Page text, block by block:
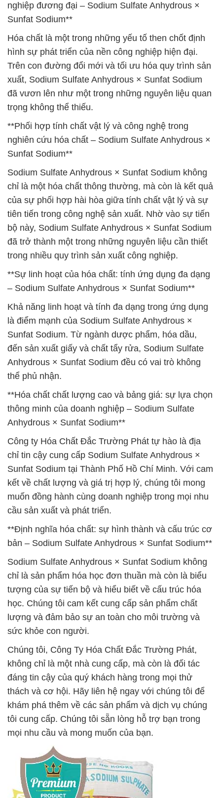
nghiệp đương đại – Sodium Sulfate Anhydrous ×
Sunfat Sodium**
Hóa chất là một trong những yếu tố then chốt định
hình sự phát triển của nền công nghiệp hiện đại.
Trên con đường đổi mới và tối ưu hóa quy trình sản
xuất, Sodium Sulfate Anhydrous × Sunfat Sodium
đã vươn lên như một trong những nguyên liệu quan
trọng không thể thiếu.
**Phối hợp tính chất vật lý và công nghệ trong
nghiên cứu hóa chất – Sodium Sulfate Anhydrous ×
Sunfat Sodium**
Sodium Sulfate Anhydrous × Sunfat Sodium không
chỉ là một hóa chất thông thường, mà còn là kết quả
của sự phối hợp hài hòa giữa tính chất vật lý và sự
tiên tiến trong công nghệ sản xuất. Nhờ vào sự tiến
bộ này, Sodium Sulfate Anhydrous × Sunfat Sodium
đã trở thành một trong những nguyên liệu cần thiết
trong nhiều quy trình sản xuất công nghiệp.
**Sự linh hoạt của hóa chất: tính ứng dụng đa dạng
– Sodium Sulfate Anhydrous × Sunfat Sodium**
Khả năng linh hoạt và tính đa dạng trong ứng dụng
là điểm mạnh của Sodium Sulfate Anhydrous ×
Sunfat Sodium. Từ ngành dược phẩm, hóa dầu,
đến sản xuất giấy và chất tẩy rửa, Sodium Sulfate
Anhydrous × Sunfat Sodium đều có vai trò không
thể phủ nhận.
**Hóa chất chất lượng cao và bảng giá: sự lựa chọn
thông minh của doanh nghiệp – Sodium Sulfate
Anhydrous × Sunfat Sodium**
Công ty Hóa Chất Đắc Trường Phát tự hào là địa
chỉ tin cậy cung cấp Sodium Sulfate Anhydrous ×
Sunfat Sodium tại Thành Phố Hồ Chí Minh. Với cam
kết về chất lượng và giá trị hợp lý, chúng tôi mong
muốn đồng hành cùng doanh nghiệp trong mọi nhu
cầu sản xuất và phát triển.
**Định nghĩa hóa chất: sự hình thành và cấu trúc cơ
bản – Sodium Sulfate Anhydrous × Sunfat Sodium**
Sodium Sulfate Anhydrous × Sunfat Sodium không
chỉ là sản phẩm hóa học đơn thuần mà còn là biểu
tượng của sự tiến bộ và hiểu biết về cấu trúc hóa
học. Chúng tôi cam kết cung cấp sản phẩm chất
lượng và đảm bảo sự an toàn cho môi trường và
sức khỏe con người.
Chúng tôi, Công Ty Hóa Chất Đắc Trường Phát,
không chỉ là một nhà cung cấp, mà còn là đối tác
đáng tin cậy của quý khách hàng trong mọi thử
thách và cơ hội. Hãy liên hệ ngay với chúng tôi để
khám phá thêm về các sản phẩm và dịch vụ chúng
tôi cung cấp. Chúng tôi sẵn lòng hỗ trợ bạn trong
mọi nhu cầu và mong muốn của bạn.